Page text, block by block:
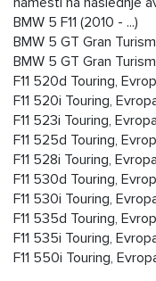
BMW 5 F11 (2010 - ...)
BMW 5 GT Gran
BMW 5 GT Gran
F11 520d Touring,
F11 520i Touring,
F11 523i Touring, Evropa
F11 525d Touring,
F11 528i Touring, Evropa
F11 530d Touring,
F11 530i Touring,
F11 535d Touring,
F11 535i Touring,
F11 550i Touring,